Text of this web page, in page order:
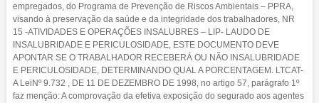
empregados, do Programa de Prevenção de Riscos Ambientais – PPRA,
visando à preservação da saúde e da integridade dos trabalhadores, NR
15 -ATIVIDADES E OPERAÇÕES INSALUBRES – LIP- LAUDO DE
INSALUBRIDADE E PERICULOSIDADE, ESTE DOCUMENTO DEVE
APONTAR SE O TRABALHADOR RECEBERÁ OU NÃO INSALUBRIDADE
E PERICULOSIDADE, DETERMINANDO QUAL A PORCENTAGEM. LTCAT-
A LeiNº 9.732 , DE 11 DE DEZEMBRO DE 1998, no artigo 57, parágrafo 1º
faz menção: A comprovação da efetiva exposição do segurado aos agentes